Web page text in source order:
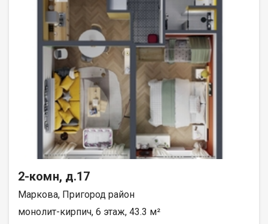
2-комн, д.17
Маркова, Пригород район
монолит-кирпич, 6 этаж, 43.3 м²